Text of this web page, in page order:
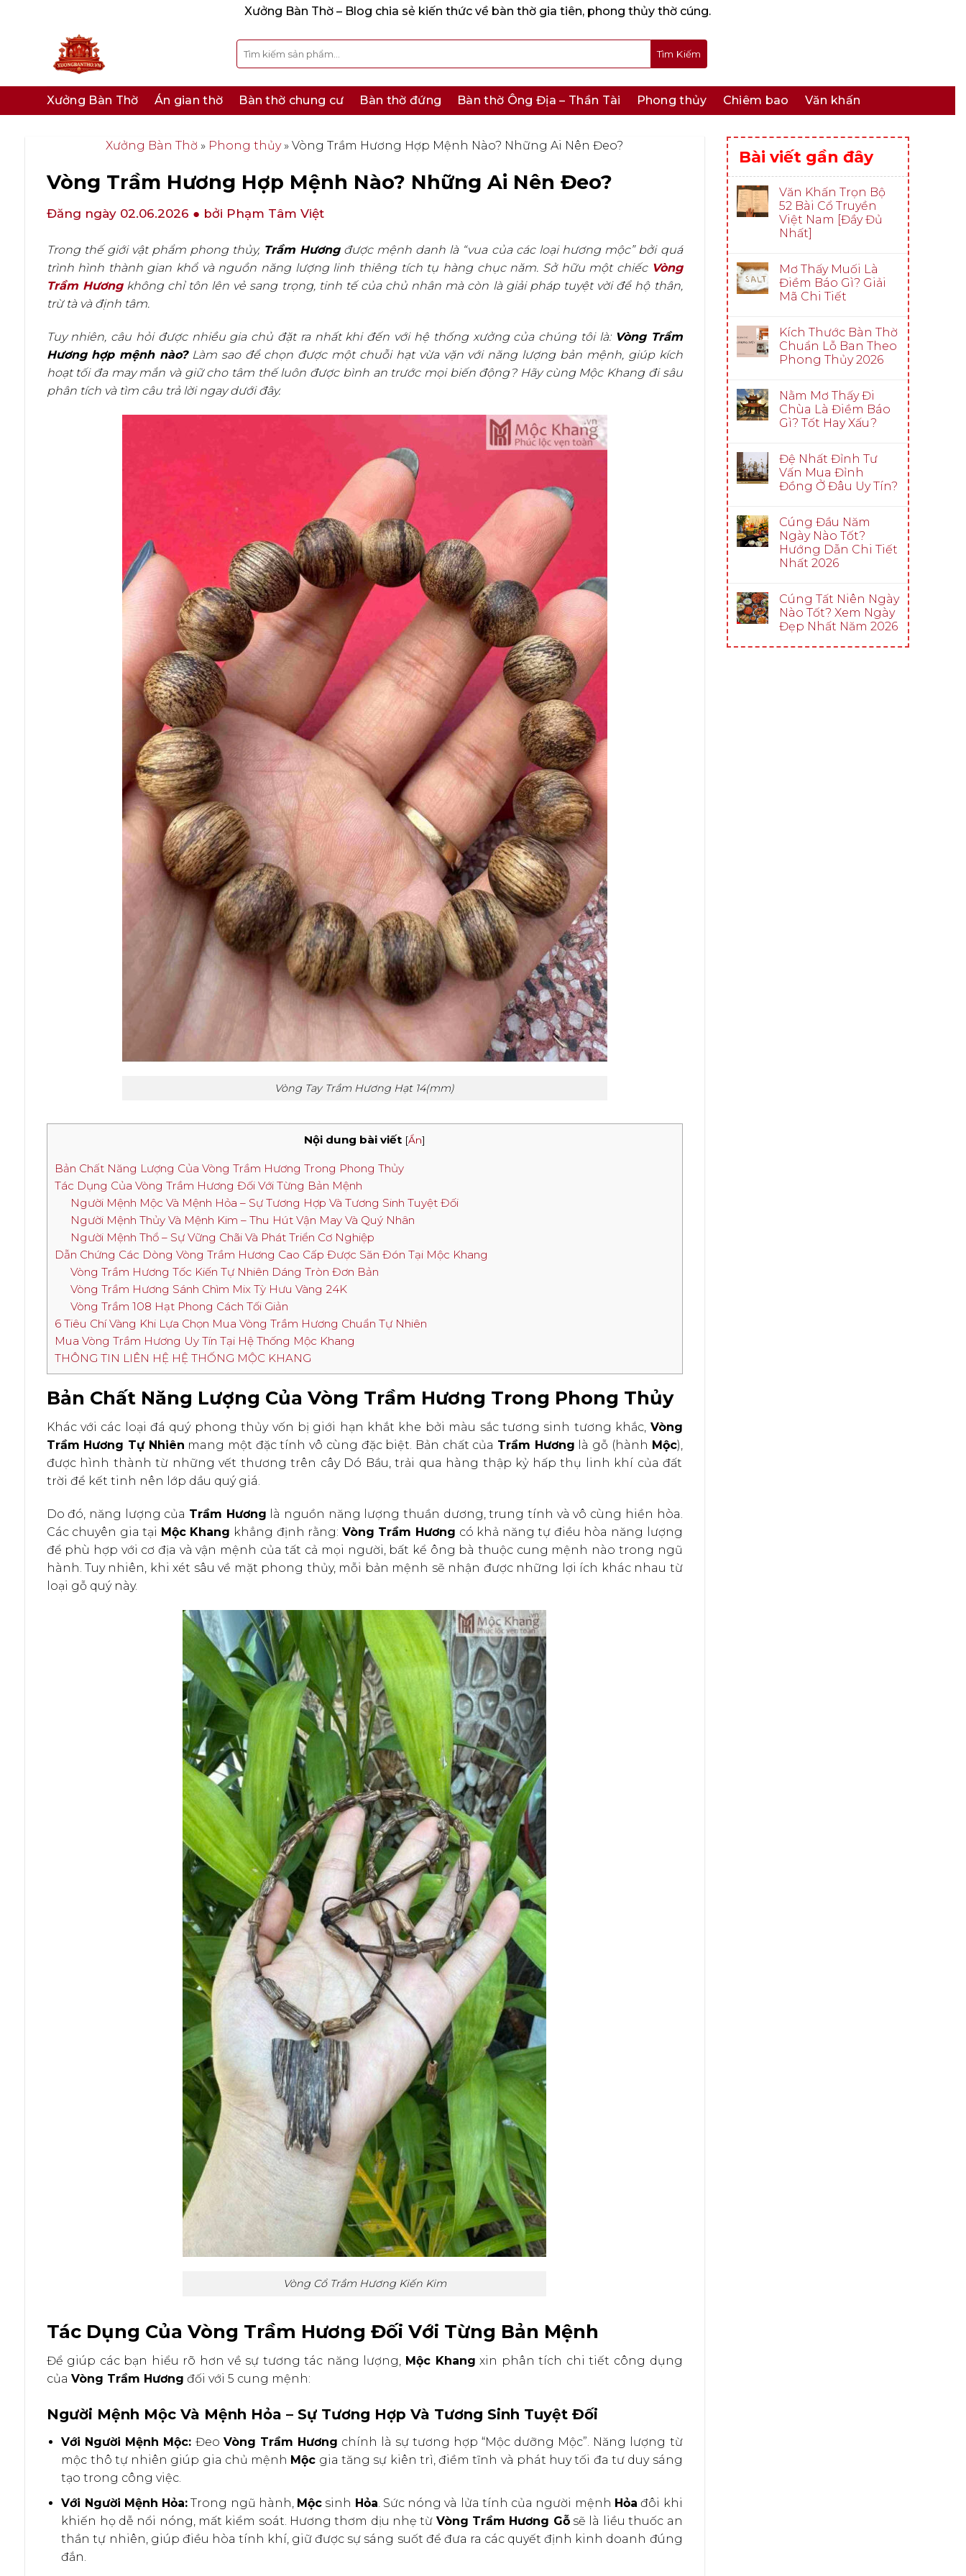
Xưởng Bàn Thờ – Blog chia sẻ kiến thức về bàn thờ gia tiên, phong thủy thờ cúng.
Tìm
kiếm:
Xưởng Bàn Thờ Án gian thờ Bàn thờ chung cư Bàn thờ đứng Bàn thờ Ông Địa – Thần Tài Phong thủy Chiêm bao Văn khấn
Xưởng Bàn Thờ » Phong thủy» Vòng Trầm Hương Hợp Mệnh Nào? Những Ai Nên Đeo?
Vòng Trầm Hương Hợp Mệnh Nào? Những Ai Nên Đeo?
Đăng ngày 02.06.2026 ● bởi Phạm Tâm Việt
Trong thế giới vật phẩm phong thủy, Trầm Hươngđược mệnh danh là “vua của các loại hương mộc” bởi quá
trình hình thành gian khổ và nguồn năng lượng linh thiêng tích tụ hàng chục năm. Sở hữu một chiếc Vòng
Trầm Hươngkhông chỉ tôn lên vẻ sang trọng, tinh tế của chủ nhân mà còn là giải pháp tuyệt vời để hộ thân,
trừ tà và định tâm.
Tuy nhiên, câu hỏi được nhiều gia chủ đặt ra nhất khi đến với hệ thống xưởng của chúng tôi là: Vòng Trầm
Hương hợp mệnh nào?Làm sao để chọn được một chuỗi hạt vừa vặn với năng lượng bản mệnh, giúp kích
hoạt tối đa may mắn và giữ cho tâm thế luôn được bình an trước mọi biến động? Hãy cùng Mộc Khang đi sâu
phân tích và tìm câu trả lời ngay dưới đây.
Vòng Tay Trầm Hương Hạt 14(mm)
Nội dung bài viết [Ẩn]
Bản Chất Năng Lượng Của Vòng Trầm Hương Trong Phong Thủy
Tác Dụng Của Vòng Trầm Hương Đối Với Từng Bản Mệnh
Người Mệnh Mộc Và Mệnh Hỏa – Sự Tương Hợp Và Tương Sinh Tuyệt Đối
Người Mệnh Thủy Và Mệnh Kim – Thu Hút Vận May Và Quý Nhân
Người Mệnh Thổ – Sự Vững Chãi Và Phát Triển Cơ Nghiệp
Dẫn Chứng Các Dòng Vòng Trầm Hương Cao Cấp Được Săn Đón Tại Mộc Khang
Vòng Trầm Hương Tốc Kiến Tự Nhiên Dáng Tròn Đơn Bản
Vòng Trầm Hương Sánh Chìm Mix Tỳ Hưu Vàng 24K
Vòng Trầm 108 Hạt Phong Cách Tối Giản
6 Tiêu Chí Vàng Khi Lựa Chọn Mua Vòng Trầm Hương Chuẩn Tự Nhiên
Mua Vòng Trầm Hương Uy Tín Tại Hệ Thống Mộc Khang
THÔNG TIN LIÊN HỆ HỆ THỐNG MỘC KHANG
Bản Chất Năng Lượng Của Vòng Trầm Hương Trong Phong Thủy
Khác với các loại đá quý phong thủy vốn bị giới hạn khắt khe bởi màu sắc tương sinh tương khắc, Vòng
Trầm Hương Tự Nhiên mang một đặc tính vô cùng đặc biệt. Bản chất của Trầm Hương là gỗ (hành Mộc),
được hình thành từ những vết thương trên cây Dó Bầu, trải qua hàng thập kỷ hấp thụ linh khí của đất
trời để kết tinh nên lớp dầu quý giá.
Do đó, năng lượng của Trầm Hương là nguồn năng lượng thuần dương, trung tính và vô cùng hiền hòa.
Các chuyên gia tại Mộc Khang khẳng định rằng: Vòng Trầm Hương có khả năng tự điều hòa năng lượng
để phù hợp với cơ địa và vận mệnh của tất cả mọi người, bất kể ông bà thuộc cung mệnh nào trong ngũ
hành. Tuy nhiên, khi xét sâu về mặt phong thủy, mỗi bản mệnh sẽ nhận được những lợi ích khác nhau từ
loại gỗ quý này.
Vòng Cổ Trầm Hương Kiến Kim
Tác Dụng Của Vòng Trầm Hương Đối Với Từng Bản Mệnh
Để giúp các bạn hiểu rõ hơn về sự tương tác năng lượng, Mộc Khang xin phân tích chi tiết công dụng
của Vòng Trầm Hương đối với 5 cung mệnh:
Người Mệnh Mộc Và Mệnh Hỏa – Sự Tương Hợp Và Tương Sinh Tuyệt Đối
Với Người Mệnh Mộc: Đeo Vòng Trầm Hương chính là sự tương hợp “Mộc dưỡng Mộc”. Năng lượng từ
mộc thô tự nhiên giúp gia chủ mệnh Mộc gia tăng sự kiên trì, điềm tĩnh và phát huy tối đa tư duy sáng
tạo trong công việc.
Với Người Mệnh Hỏa: Trong ngũ hành, Mộc sinh Hỏa . Sức nóng và lửa tính của người mệnh Hỏa đôi khi
khiến họ dễ nổi nóng, mất kiểm soát. Hương thơm dịu nhẹ từ Vòng Trầm Hương Gỗsẽ là liều thuốc an
thần tự nhiên, giúp điều hòa tính khí, giữ được sự sáng suốt để đưa ra các quyết định kinh doanh đúng
đắn.
Bài viết gần đây
Văn Khấn Trọn Bộ
52 Bài Cổ Truyền
Việt Nam [Đầy Đủ
Nhất]
Mơ Thấy Muối Là
Điềm Báo Gì? Giải
Mã Chi Tiết
Kích Thước Bàn Thờ
Chuẩn Lỗ Ban Theo
Phong Thủy 2026
Nằm Mơ Thấy Đi
Chùa Là Điềm Báo
Gì? Tốt Hay Xấu?
Đệ Nhất Đỉnh Tư
Vấn Mua Đỉnh
Đồng Ở Đâu Uy Tín?
Cúng Đầu Năm
Ngày Nào Tốt?
Hướng Dẫn Chi Tiết
Nhất 2026
Cúng Tất Niên Ngày
Nào Tốt? Xem Ngày
Đẹp Nhất Năm 2026